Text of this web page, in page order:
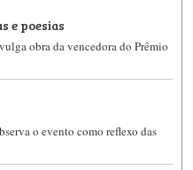
e poesias
obra da vencedora do Prêmio
o evento como reflexo das